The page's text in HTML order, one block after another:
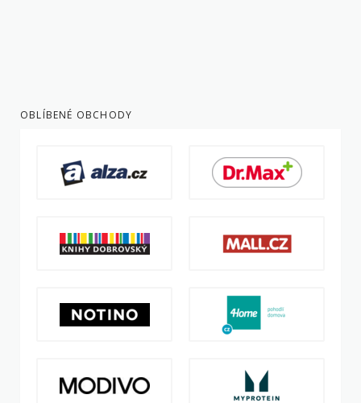
OBLÍBENÉ OBCHODY